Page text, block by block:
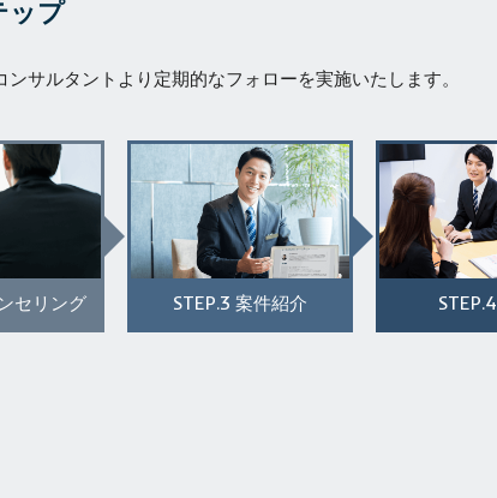
ップ
サルタントより定期的なフォローを実施いたします。
セリング STEP.3 案件紹介 STEP.4